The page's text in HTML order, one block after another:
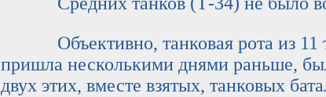
Объективно, танковая рота из 11
пришла несколькими днями раньше,
двух этих, вместе взятых, танковых